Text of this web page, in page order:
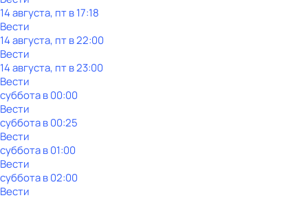
14 августа, пт в 17:18
Вести
14 августа, пт в 22:00
Вести
14 августа, пт в 23:00
Вести
субботав00:00
Вести
субботав00:25
Вести
субботав01:00
Вести
субботав02:00
Вести